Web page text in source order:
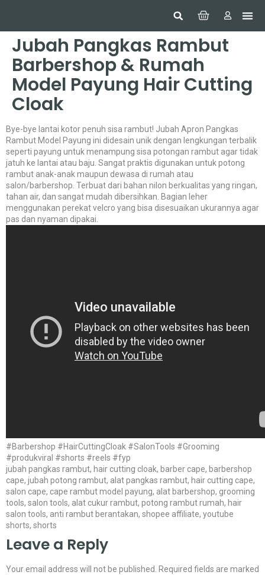
Jubah Pangkas Rambut
Barbershop & Rumah
Model Payung Hair Cutting
Cloak
Bye-bye lantai kotor penuh sisa rambut! Jubah Apron Pangkas
Rambut Model Payung ini didesain unik dengan lengkungan terbalik
seperti payung untuk menampung sisa potongan rambut agar tidak
jatuh ke lantai atau baju. Sangat praktis digunakan untuk potong
rambut anak-anak maupun dewasa di rumah atau
salon/barbershop. Terbuat dari bahan nilon berkualitas yang ringan,
tahan air, dan sangat mudah dibersihkan. Bagian leher
menggunakan perekat velcro yang bisa disesuaikan ukurannya agar
pas dan nyaman dipakai.
#Barbershop #HairCuttingCloak #SalonTools #Grooming
#produkviral #shorts #reels #fyp
jubah pangkas rambut, hair cutting cloak, barber cape, barbershop
cape, jubah potong rambut, alat pangkas rambut, hair cutting cape,
salon cape, cape rambut model payung, alat barbershop, grooming
tools, salon tools, alat cukur rambut, potong rambut rumah, hair
salon tools, anti rambut berantakan, shopee affiliate, youtube
shorts, shorts
Leave a Reply
Your email address will not be published.
Required fields are marked